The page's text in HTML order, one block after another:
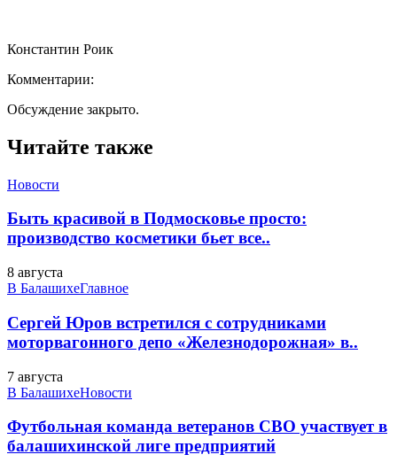
Константин Роик
Комментарии:
Обсуждение закрыто.
Читайте также
Новости
Быть красивой в Подмосковье просто:
производство косметики бьет все..
8 августа
В БалашихеГлавное
Сергей Юров встретился с сотрудниками
моторвагонного депо «Железнодорожная» в..
7 августа
В БалашихеНовости
Футбольная команда ветеранов СВО участвует в
балашихинской лиге предприятий